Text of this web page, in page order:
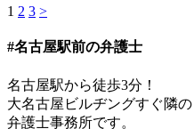
1 2 3 >
#名古屋駅前の弁護士
名古屋駅から徒歩3分！
大名古屋ビルヂングすぐ隣の
弁護士事務所です。